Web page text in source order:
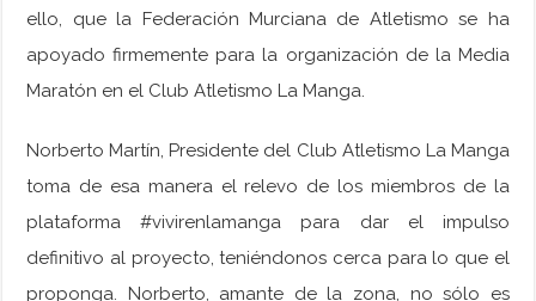
ello, que la Federación Murciana de Atletismo se ha
apoyado firmemente para la organización de la Media
Maratón en el Club Atletismo La Manga.
Norberto Martín, Presidente del Club Atletismo La Manga
toma de esa manera el relevo de los miembros de la
plataforma #vivirenlamanga para dar el impulso
definitivo al proyecto, teniéndonos cerca para lo que el
proponga. Norberto, amante de la zona, no sólo es